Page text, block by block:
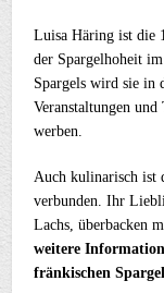
Luisa Häring ist die
der Spargelhoheit
Spargels wird sie in
Veranstaltungen
werben.
Auch kulinarisch ist
verbunden. Ihr
Lachs, überbacken
weitere
fränkischen